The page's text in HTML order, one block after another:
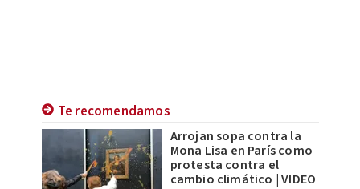
Te recomendamos
Arrojan sopa contra la
Mona Lisa en París como
protesta contra el
cambio climático | VIDEO